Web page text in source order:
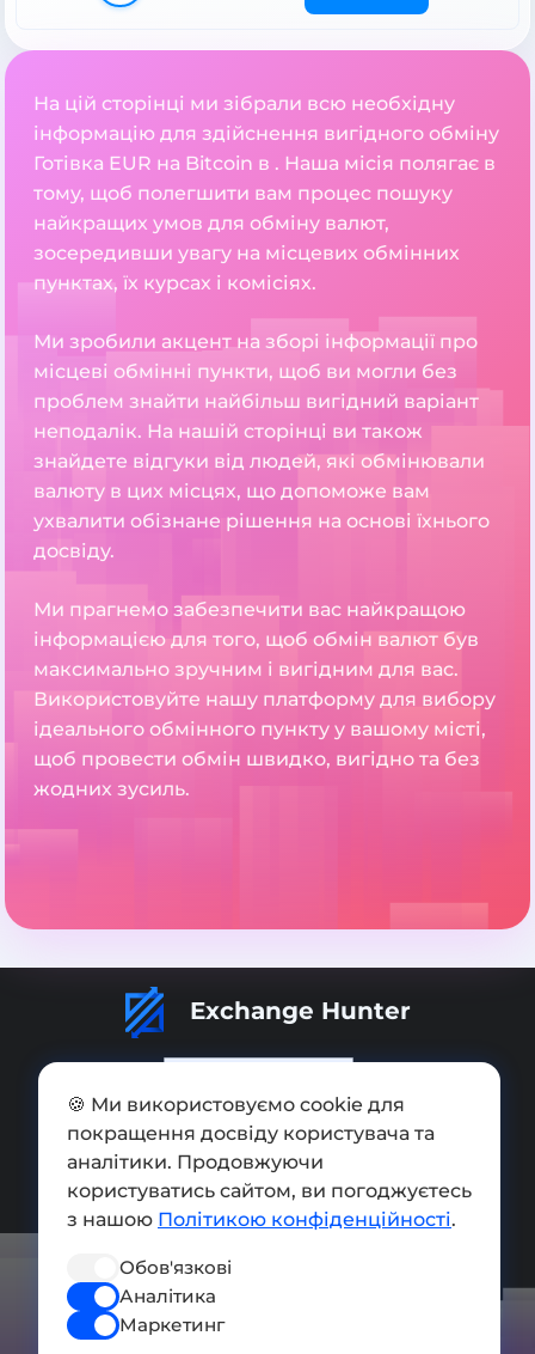
На цій сторінці ми зібрали всю необхідну
інформацію для здійснення вигідного обміну
Готівка EUR на Bitcoin в . Наша місія полягає в
тому, щоб полегшити вам процес пошуку
найкращих умов для обміну валют,
зосередивши увагу на місцевих обмінних
пунктах, їх курсах і комісіях.
Ми зробили акцент на зборі інформації про
місцеві обмінні пункти, щоб ви могли без
проблем знайти найбільш вигідний варіант
неподалік. На нашій сторінці ви також
знайдете відгуки від людей, які обмінювали
валюту в цих місцях, що допоможе вам
ухвалити обізнане рішення на основі їхнього
досвіду.
Ми прагнемо забезпечити вас найкращою
інформацією для того, щоб обмін валют був
максимально зручним і вигідним для вас.
Використовуйте нашу платформу для вибору
ідеального обмінного пункту у вашому місті,
щоб провести обмін швидко, вигідно та без
жодних зусиль.
Exchange Hunter
Додати обмінник
Мапа сайту
Press kit
Умови використання
Політика конфіденційності
🍪 Ми використовуємо cookie для
покращення досвіду користувача та
аналітики. Продовжуючи
користуватись сайтом, ви погоджуєтесь
з нашою Політикою конфіденційності.
Обов'язкові
Аналітика
Маркетинг